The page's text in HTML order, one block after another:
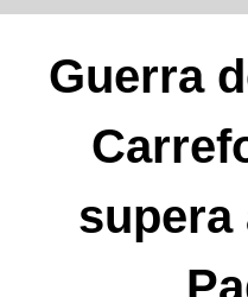
Guerra
supera